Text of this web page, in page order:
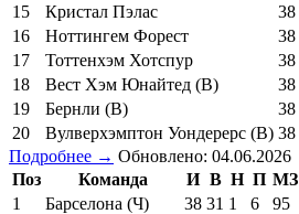
15
Кристал Пэлас 38
16
Ноттингем Форест 38
17
Тоттенхэм Хотспур 38
18
Вест Хэм Юнайтед (В) 38
19
Бернли (В) 38
20
Вулверхэмптон Уондерерс (В) 38
Подробнее → Обновлено: 04.06.2026
Поз
Команда И В Н П МЗ
1
Барселона (Ч) 38 31 1 6 95